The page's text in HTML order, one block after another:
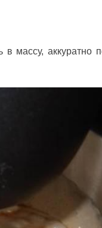
массу, аккуратно